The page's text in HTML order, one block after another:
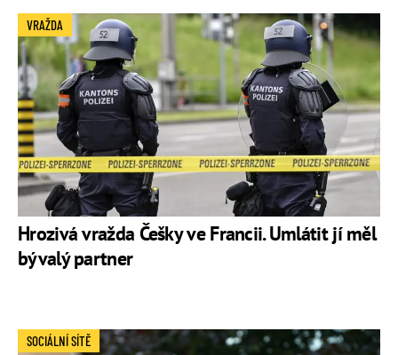
Hrozivá vražda Češky ve Francii. Umlátit jí měl
bývalý partner
VRAŽDA
SOCIÁLNÍ SÍTĚ